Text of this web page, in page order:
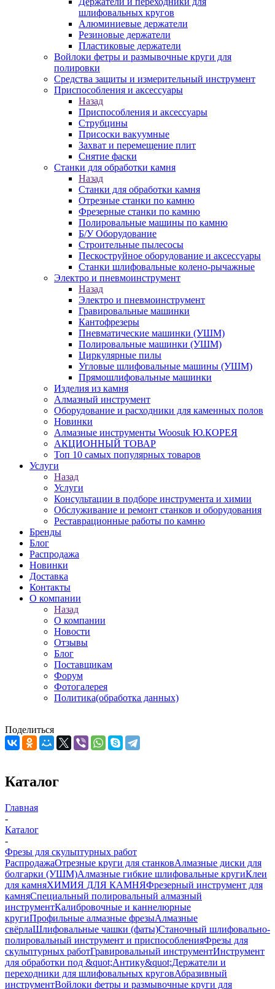
шлифовальных кругов
Алюминиевые держатели
Резиновые держатели
Пластиковые держатели
Войлоки фетры и размывочные круги для
полировки
Средства защиты и измерительный инструмент
Приспособления и аксессуары
Назад
Приспособления и аксессуары
Струбцины
Присоски вакуумные
Захват и перемещение плит
Снятие фаски
Станки для обработки камня
Назад
Станки для обработки камня
Отрезные станки по камню
Фрезерные станки по камню
Полировальные машины по камню
Б/У Оборудование
Строительные пылесосы
Пескоструйное оборудование и аксессуары
Станки шлифовальные колено-рычажные
Электро и пневмоинструмент
Назад
Электро и пневмоинструмент
Гравировальные машинки
Кантофрезеры
Пневматические машинки (УШМ)
Полировальные машинки (УШМ)
Циркулярные пилы
Угловые шлифовальные машины (УШМ)
Прямошлифовальные машинки
Изделия из камня
Алмазный инструмент
Оборудование и расходники для каменных полов
Новинки
Алмазные инструменты Woosuk Ю.КОРЕЯ
АКЦИОННЫЙ ТОВАР
Топ 10 самых популярных товаров
Услуги
Назад
Услуги
Консультации в подборе инструмента и химии
Обслуживание и ремонт станков и оборудования
Реставрационные работы по камню
Бренды
Блог
Распродажа
Новинки
Доставка
Контакты
О компании
Назад
О компании
Новости
Отзывы
Блог
Поставщикам
Форум
Фотогалерея
Политика(обработка данных)
Поделиться
Каталог
Главная
-
Каталог
-
Фрезы для скульптурных работ
РаспродажаОтрезные круги для станковАлмазные диски для
болгарки (УШМ)Алмазные гибкие шлифовальные кругиКлеи
для камняХИМИЯ ДЛЯ КАМНЯФрезерный инструмент для
камняСпециальный полировальный алмазный
инструментКалибровочные и каннелюрные
кругиПрофильные алмазные фрезыАлмазные
свёрлаШлифовальные чашки (фаты)Станочный шлифовально-
полировальный инструмент и приспособленияФрезы для
скульптурных работГравировальный инструментИнструмент
для обработки под &quot;Антику&quot;Держатели и
переходники для шлифовальных круговАбразивный
инструментВойлоки фетры и размывочные круги для